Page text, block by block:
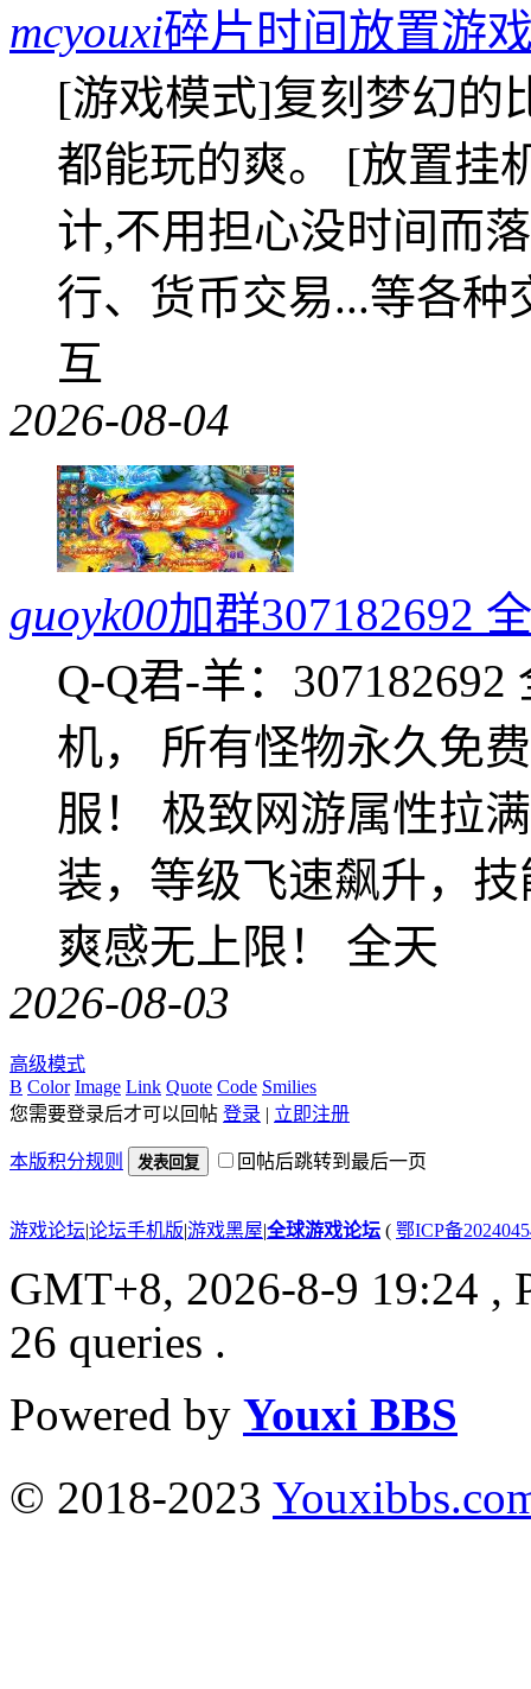
mcyouxi碎片时间放置游
[游戏模式]复刻梦幻的
都能玩的爽。 [放置挂
计,不用担心没时间而
行、货币交易...等各
互
2026-08-04
guoyk00加群307182692
Q-Q君-羊：
机， 所有怪物永久免
服！ 极致网游属性拉
装，等级飞速飙升，
爽感无上限！ 全天
2026-08-03
高级模式
B Color Image Link Quote Code Smilies
您需要登录后才可以回帖 登录 | 立即注册
本版积分规则 发表回复 回帖后跳转到最后一页
游戏论坛|论坛手机版|游戏黑屋|全球游戏论坛 ( 鄂ICP备
GMT+8, 2026-8-9 19:24 ,
26 queries .
Powered by Youxi BBS
© 2018-2023